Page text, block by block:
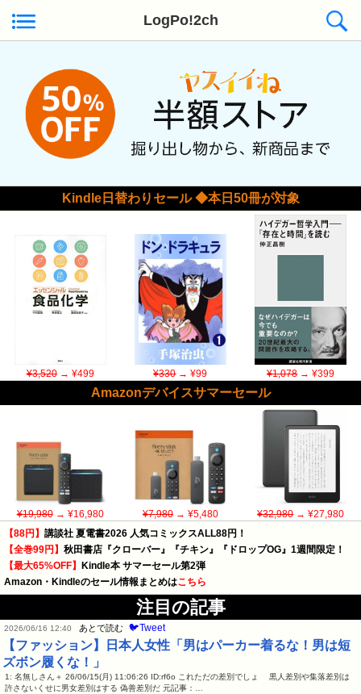
LogPo!2ch
Kindle日替わりセール ◆本日50冊が対象
¥3,520→ ¥499 ¥330→ ¥99 ¥1,078→ ¥399
Amazonデバイスサマーセール
¥19,980→ ¥16,980 ¥7,980→ ¥5,480 ¥32,980→ ¥27,980
【88円】 講談社 夏電書2026 人気コミックスALL88円！
【全巻99円】 秋田書店『クローバー』『チキン』『ドロップOG』1週間限定！
【最大65%OFF】
Kindle本 サマーセール第2弾
Amazon・Kindleのセール情報まとめはこちら
注目の記事
2026/06/16 12:40 あとで読む 🐦Tweet
【ファッション】日本人女性「男はパーカー着るな！男は短
ズボン履くな！」
1: 名無しさん＋ 26/06/15(月) 11:06:26 ID:rf6o これただの差別でしょ 黒人差別や集落差別は
許さないくせに男女差別はする 偽善差別だ 元記事：…